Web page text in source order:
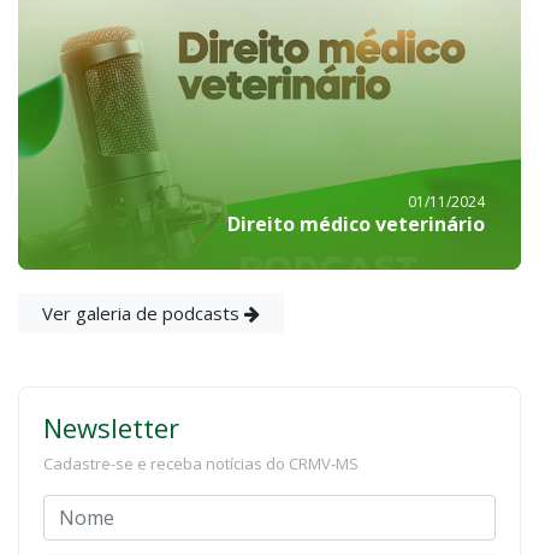
01/11/2024
Direito médico veterinário
Ver galeria de podcasts
Newsletter
Cadastre-se e receba notícias do CRMV-MS